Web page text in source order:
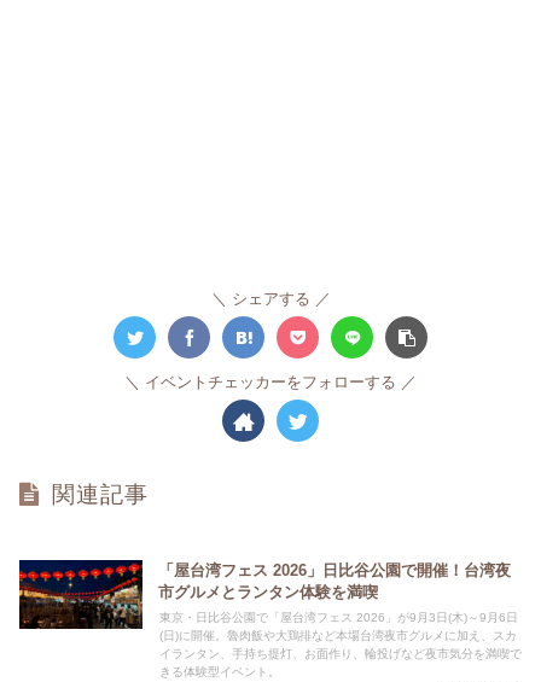
シェアする
イベントチェッカーをフォローする
関連記事
「屋台湾フェス 2026」日比谷公園で開催！台湾夜
市グルメとランタン体験を満喫
東京・日比谷公園で「屋台湾フェス 2026」が9月3日(木)～9月6日
(日)に開催。魯肉飯や大鶏排など本場台湾夜市グルメに加え、スカ
イランタン、手持ち提灯、お面作り、輪投げなど夜市気分を満喫で
きる体験型イベント。